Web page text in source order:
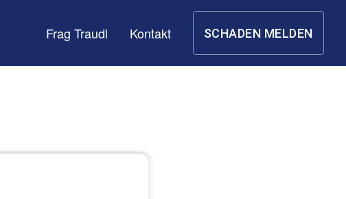
Frag Traudl Kontakt SCHADEN MELDEN